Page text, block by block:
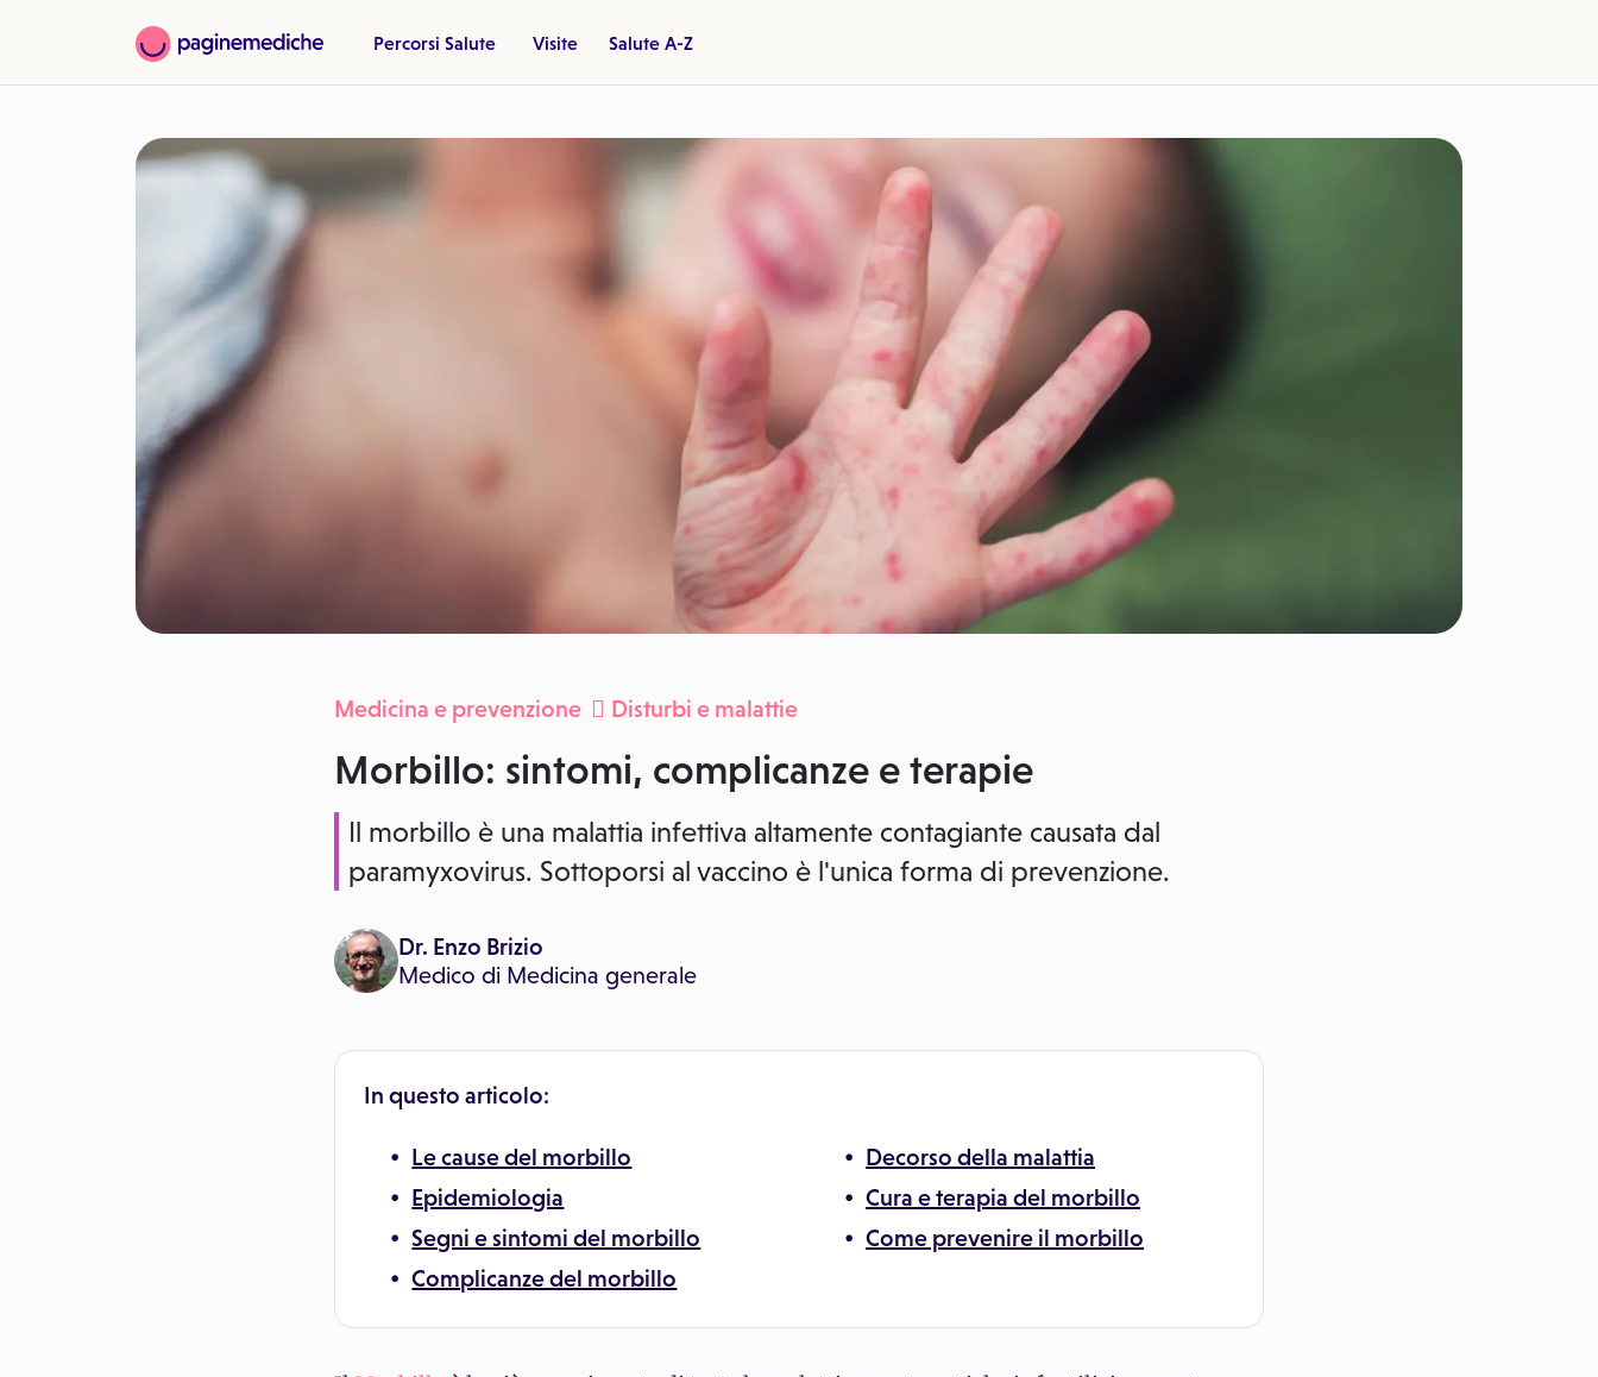
Percorsi Salute Visite Salute A-Z
Medicina e prevenzione Disturbi e malattie
Morbillo: sintomi, complicanze e terapie
Il morbillo è una malattia infettiva altamente contagiante causata dal
paramyxovirus. Sottoporsi al vaccino è l'unica forma di prevenzione.
Dr. Enzo Brizio
Medico di Medicina generale
In questo articolo:
Le cause del morbillo
Epidemiologia
Segni e sintomi del morbillo
Complicanze del morbillo
Decorso della malattia
Cura e terapia del morbillo
Come prevenire il morbillo